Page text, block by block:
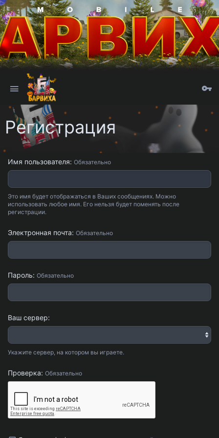
Регистрация
Имя пользователя Обязательно
Это имя будет отображаться в Ваших сообщениях. Можно
использовать любое имя. Его нельзя будет поменять после
регистрации.
Электронная почта Обязательно
Пароль Обязательно
Ваш сервер
Укажите сервер, на котором вы играете.
Проверка Обязательно